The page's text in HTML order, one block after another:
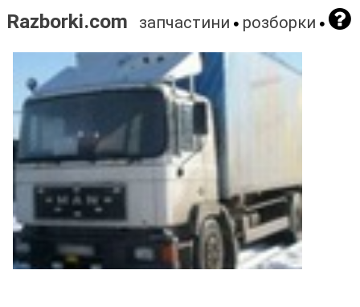
Razborki.com запчастини розборки